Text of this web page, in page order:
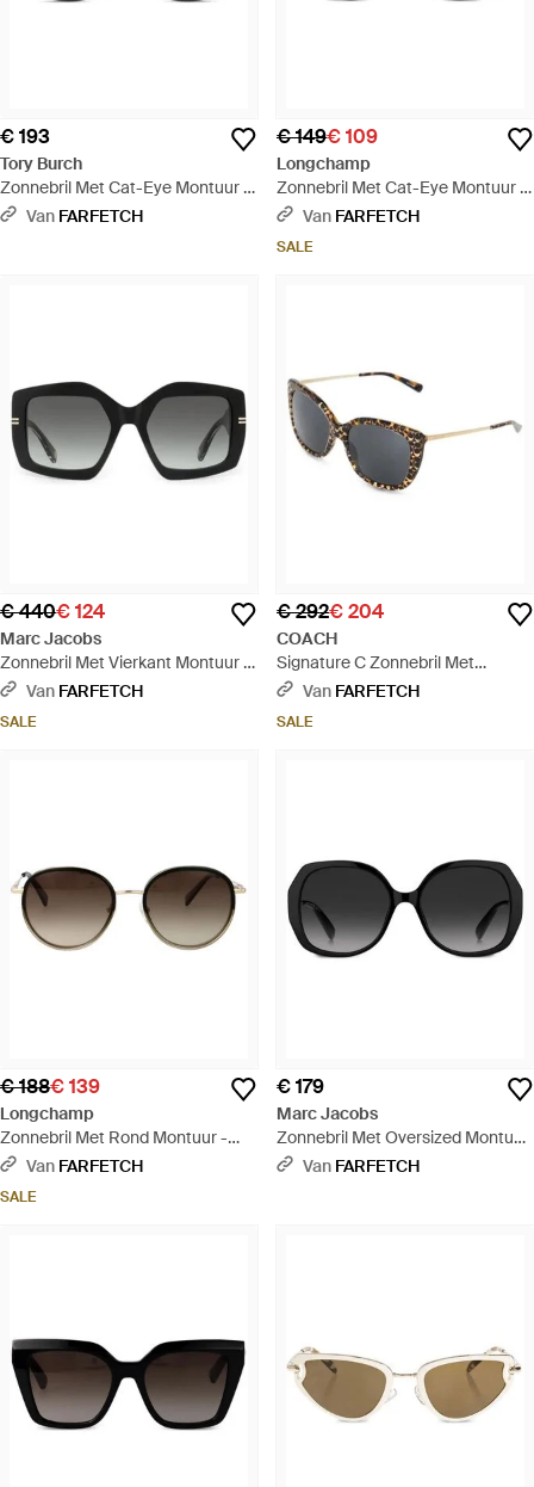
€ 193
Tory Burch
Zonnebril Met Cat-Eye Montuur -
GrijsVan FARFETCH
€ 149€ 109
Longchamp
Zonnebril Met Cat-Eye Montuur -
Zwart
Van FARFETCH
SALE
€ 440€ 124
Marc Jacobs
Zonnebril Met Vierkant Montuur -
Zwart
Van FARFETCH
SALE
€ 292€ 204
COACH
Signature C Zonnebril Met
Geometrisch Montuur - Wit
Van FARFETCH
SALE
€ 188€ 139
Longchamp
Zonnebril Met Rond Montuur -
BruinVan FARFETCH
SALE
€ 179
Marc Jacobs
Zonnebril Met Oversized Montuur
- Zwart
Van FARFETCH